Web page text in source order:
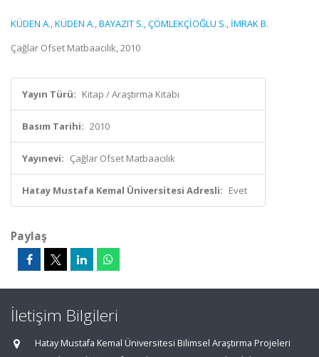
KÜDEN A.,KÜDEN A.,BAYAZIT S.,ÇÖMLEKÇİOĞLU S., İMRAK B.
Çağlar Ofset Matbaacılık, 2010
Yayın Türü: Kitap / Araştırma Kitabı
Basım Tarihi: 2010
Yayınevi: Çağlar Ofset Matbaacılık
Hatay Mustafa Kemal Üniversitesi Adresli: Evet
Paylaş
İletişim Bilgileri
Hatay Mustafa Kemal Üniversitesi Bilimsel Araştırma Projeleri